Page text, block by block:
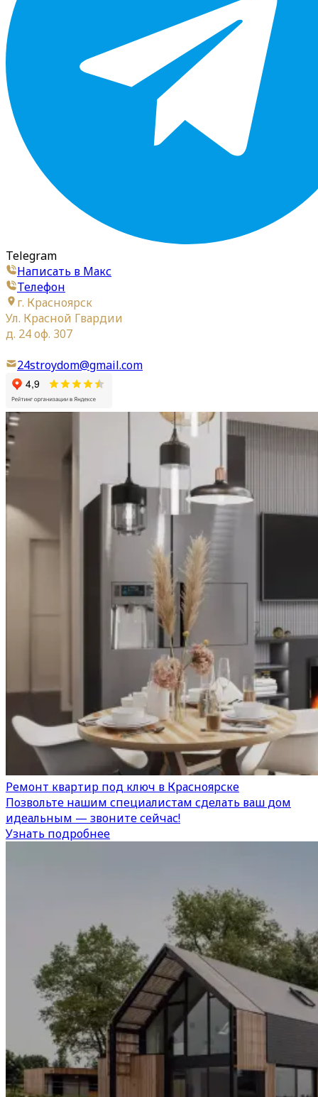
Telegram
Написать в Макс
Телефон
г. Красноярск
Ул. Красной Гвардии
д. 24 оф. 307
24stroydom@gmail.com
Ремонт квартир под ключ в Красноярске
Позвольте нашим специалистам сделать ваш дом
идеальным — звоните сейчас!
Узнать подробнее